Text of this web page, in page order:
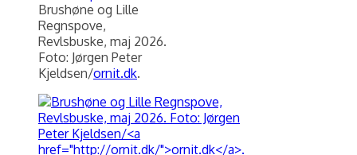
Brushøne og Lille
Regnspove,
Revlsbuske, maj 2026.
Foto: Jørgen Peter
Kjeldsen/ornit.dk.